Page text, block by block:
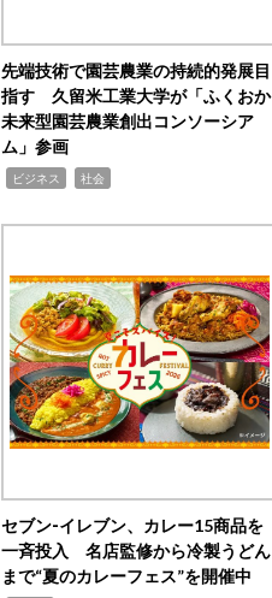
先端技術で園芸農業の持続的発展目
指す 久留米工業大学が「ふくおか
未来型園芸農業創出コンソーシア
ム」参画
ビジネス 社会
セブン‐イレブン、カレー15商品を
一斉投入 名店監修から冷製うどん
まで“夏のカレーフェス”を開催中